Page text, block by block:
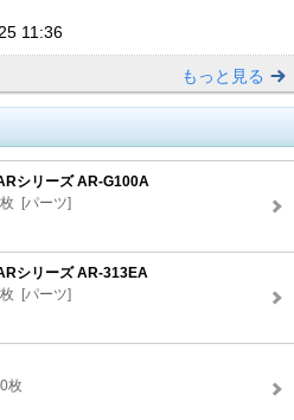
11:36
もっと見る
シリーズ AR-G100A
[パーツ]
シリーズ AR-313EA
[パーツ]
枚